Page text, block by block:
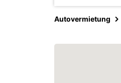
Autovermietung